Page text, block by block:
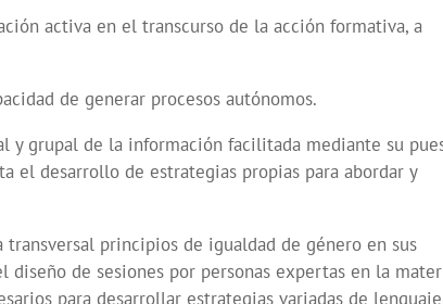
activa en el transcurso de la acción formativa, a
de generar procesos autónomos.
y grupal de la información facilitada mediante su
el desarrollo de estrategias propias para abordar y
principios de igualdad de género en sus
de sesiones por personas expertas en la
para desarrollar estrategias variadas de lenguaje